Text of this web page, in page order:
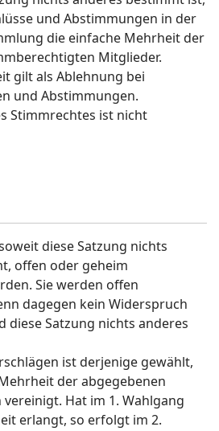
und Abstimmungen in der
die einfache Mehrheit der
Mitglieder.
gilt als Ablehnung bei
und Abstimmungen.
Stimmrechtes ist nicht
diese Satzung nichts
offen oder geheim
Sie werden offen
dagegen kein Widerspruch
diese Satzung nichts anderes
ist derjenige gewählt,
der abgegebenen
Hat im 1. Wahlgang
erlangt, so erfolgt im 2.